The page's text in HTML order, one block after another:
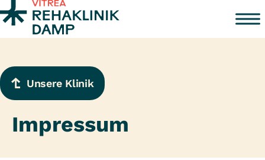
Zum Inhalt springen
Unsere Klinik
Impressum